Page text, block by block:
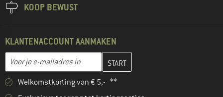
KOOP BEWUST
KLANTENACCOUNT AANMAKEN
E-mailadres
Vul je e-mailadres hier in en maak in de volgende stap je
Welkomstkorting van € 5,- **